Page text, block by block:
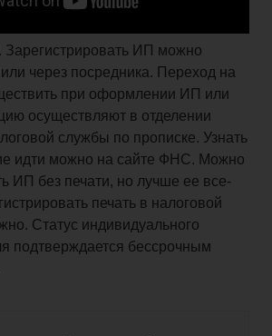
Зарегистрировать ИП можно
через посредника. Переход на
при оформлении ИП или
осуществляют в отделении
службы по прописке. Узнать
идти можно на сайте ФНС. Можно
ИП без печати, но лучше ее все-
печать в налоговой
Статус индивидуального
подтверждается бессрочным